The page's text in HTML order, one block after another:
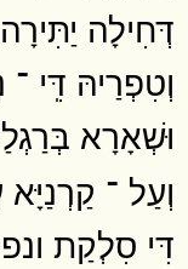
דְּחִילָה
וְטִפְרַיהּ דִּֽי
וּשְׁאָרָא
וְעַל ־
דִּי סִלְקַת